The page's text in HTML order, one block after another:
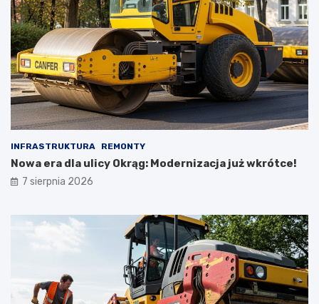
INFRASTRUKTURA REMONTY
Nowa era dla ulicy Okrąg: Modernizacja już wkrótce!
7 sierpnia 2026